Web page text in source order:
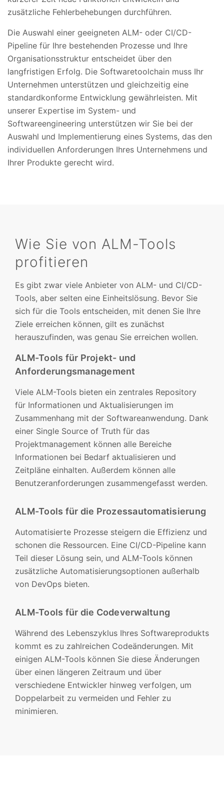
zusätzliche Fehlerbehebungen durchführen.
Die Auswahl einer geeigneten ALM- oder CI/CD-
Pipeline für Ihre bestehenden Prozesse und Ihre
Organisationsstruktur entscheidet über den
langfristigen Erfolg. Die Softwaretoolchain muss Ihr
Unternehmen unterstützen und gleichzeitig eine
standardkonforme Entwicklung gewährleisten. Mit
unserer Expertise im System- und
Softwareengineering unterstützen wir Sie bei der
Auswahl und Implementierung eines Systems, das den
individuellen Anforderungen Ihres Unternehmens und
Ihrer Produkte gerecht wird.
Wie Sie von ALM-Tools
profitieren
Es gibt zwar viele Anbieter von ALM- und CI/CD-
Tools, aber selten eine Einheitslösung. Bevor Sie
sich für die Tools entscheiden, mit denen Sie Ihre
Ziele erreichen können, gilt es zunächst
herauszufinden, was genau Sie erreichen wollen.
ALM-Tools für Projekt- und
Anforderungsmanagement
Viele ALM-Tools bieten ein zentrales Repository
für Informationen und Aktualisierungen im
Zusammenhang mit der Softwareanwendung. Dank
einer Single Source of Truth für das
Projektmanagement können alle Bereiche
Informationen bei Bedarf aktualisieren und
Zeitpläne einhalten. Außerdem können alle
Benutzeranforderungen zusammengefasst werden.
ALM-Tools für die Prozessautomatisierung
Automatisierte Prozesse steigern die Effizienz und
schonen die Ressourcen. Eine CI/CD-Pipeline kann
Teil dieser Lösung sein, und ALM-Tools können
zusätzliche Automatisierungsoptionen außerhalb
von DevOps bieten.
ALM-Tools für die Codeverwaltung
Während des Lebenszyklus Ihres Softwareprodukts
kommt es zu zahlreichen Codeänderungen. Mit
einigen ALM-Tools können Sie diese Änderungen
über einen längeren Zeitraum und über
verschiedene Entwickler hinweg verfolgen, um
Doppelarbeit zu vermeiden und Fehler zu
minimieren.